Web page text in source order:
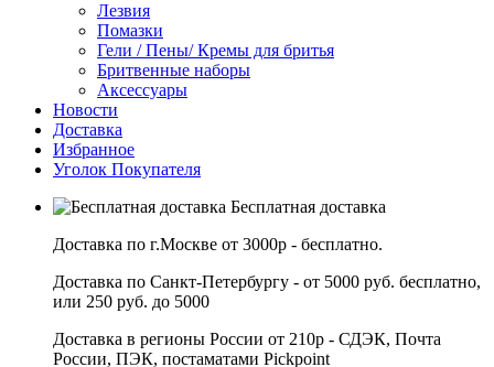
Лезвия
Помазки
Гели / Пены/ Кремы для бритья
Бритвенные наборы
Аксессуары
Новости
Доставка
Избранное
Уголок Покупателя
Бесплатная доставка
Доставка по г.Москве от 3000р - бесплатно.
Доставка по Санкт-Петербургу - от 5000 руб. бесплатно,
или 250 руб. до 5000
Доставка в регионы России от 210р - СДЭК, Почта
России, ПЭК, постаматами Pickpoint